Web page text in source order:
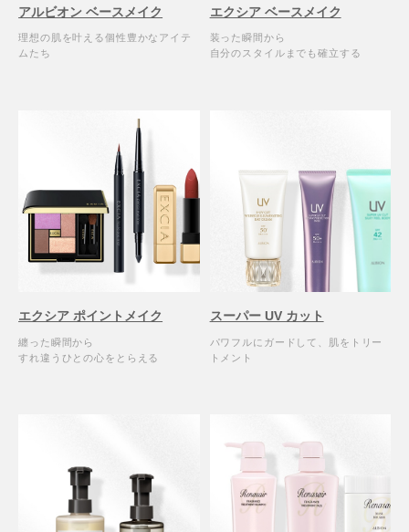
アルビオン ベースメイク
理想の肌を叶える個性豊かなアイテ
ムたち
エクシア ベースメイク
装った瞬間から
自分のスタイルまでも確立する
エクシア ポイントメイク
纏った瞬間から
すれ違うひとの心をとらえる
スーパー UV カット
パワフルにガードして、肌をトリー
トメント